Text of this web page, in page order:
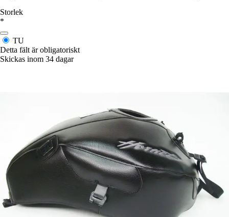
Storlek
*
TU
Detta fält är obligatoriskt
Skickas inom 34 dagar